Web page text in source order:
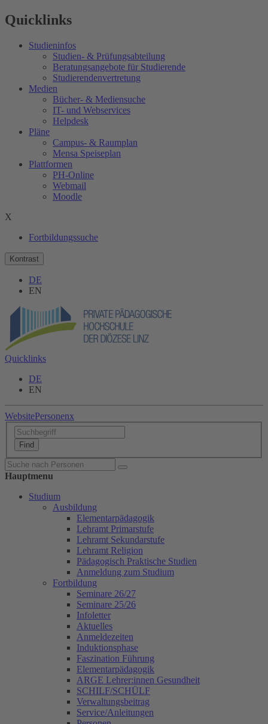
Quicklinks
Studieninfos
Studien- & Prüfungsabteilung
Beratungsangebote für Studierende
Studierendenvertretung
Medien
Bücher- & Mediensuche
IT- und Webservices
Helpdesk
Pläne
Campus- & Raumplan
Mensa Speiseplan
Plattformen
PH-Online
Webmail
Moodle
X
Fortbildungssuche
Kontrast
DE
EN
Quicklinks
DE
EN
WebsitePersonenx
Hauptmenu
Studium
Ausbildung
Elementarpädagogik
Lehramt Primarstufe
Lehramt Sekundarstufe
Lehramt Religion
Pädagogisch Praktische Studien
Anmeldung zum Studium
Fortbildung
Seminare 26/27
Seminare 25/26
Infoletter
Aktuelles
Anmeldezeiten
Induktionsphase
Faszination Führung
Elementarpädagogik
ARGE Lehrer:innen Gesundheit
SCHILF/SCHÜLF
Verwaltungsbeitrag
Service/Anleitungen